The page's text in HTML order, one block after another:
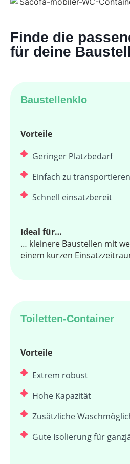
Finde die
für deine
Baustellenklo
Vorteile
Geringer Platzbedarf
Einfach zu transportieren
Schnell einsatzbereit
Ideal für…
… kleinere Baustellen mit
einem kurzen
Toiletten-Container
Vorteile
Extrem robust
Hohe Kapazität
Zusätzliche
Gute Isolierung für